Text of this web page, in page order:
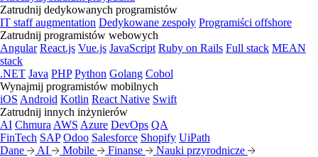
Zatrudnij dedykowanych programistów
IT staff augmentation Dedykowane zespoły Programiści offshore
Zatrudnij programistów webowych
Angular React.js Vue.js JavaScript Ruby on Rails Full stack MEAN
stack
.NET Java PHP Python Golang Cobol
Wynajmij programistów mobilnych
iOS Android Kotlin React Native Swift
Zatrudnij innych inżynierów
AI Chmura AWS Azure DevOps QA
FinTech SAP Odoo Salesforce Shopify UiPath
Dane
AI Mobile Finanse Nauki przyrodnicze